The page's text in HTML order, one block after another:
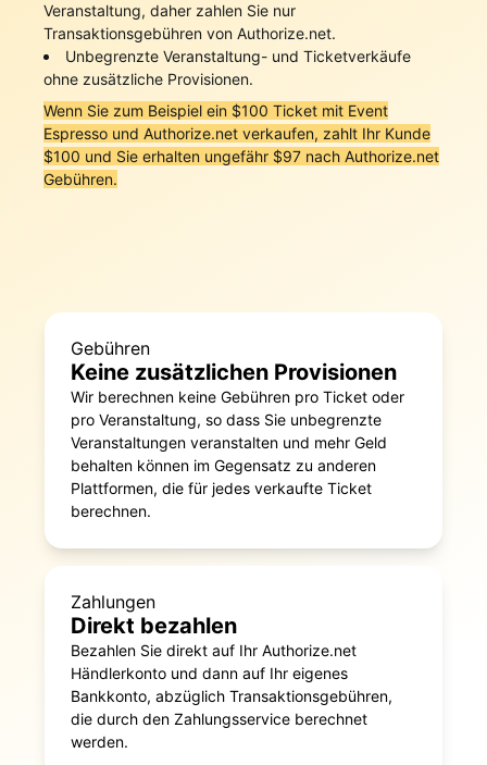
Veranstaltung, daher zahlen Sie nur
Transaktionsgebühren von Authorize.net.
Unbegrenzte Veranstaltung- und Ticketverkäufe
ohne zusätzliche Provisionen.
Wenn Sie zum Beispiel ein $100 Ticket mit Event
Espresso und Authorize.net verkaufen, zahlt Ihr Kunde
$100 und Sie erhalten ungefähr $97 nach Authorize.net
Gebühren.
Gebühren
Keine zusätzlichen Provisionen
Wir berechnen keine Gebühren pro Ticket oder
pro Veranstaltung, so dass Sie unbegrenzte
Veranstaltungen veranstalten und mehr Geld
behalten können im Gegensatz zu anderen
Plattformen, die für jedes verkaufte Ticket
berechnen.
Zahlungen
Direkt bezahlen
Bezahlen Sie direkt auf Ihr Authorize.net
Händlerkonto und dann auf Ihr eigenes
Bankkonto, abzüglich Transaktionsgebühren,
die durch den Zahlungsservice berechnet
werden.